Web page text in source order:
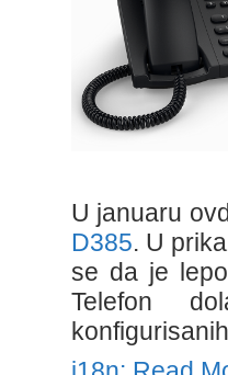
U januaru
D385. U
se da je
Telefon